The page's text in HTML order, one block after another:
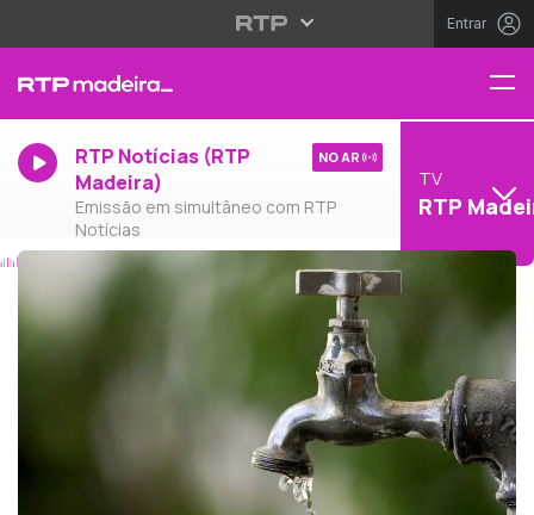
Entrar
RTP Notícias (RTP
Madeira)
Emissão em simultâneo com RTP
Notícias
NO AR
TV
RTP